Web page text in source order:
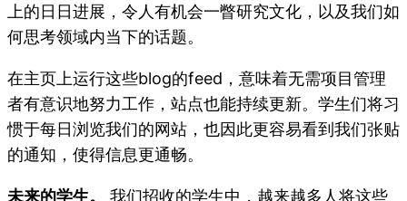
上的日日进展，令人有机会一瞥研究文化，以及我们如
何思考领域内当下的话题。
在主页上运行这些blog的feed，意味着无需项目管理
者有意识地努力工作，站点也能持续更新。学生们将习
惯于每日浏览我们的网站，也因此更容易看到我们张贴
的通知，使得信息更通畅。
未来的学生。 我们招收的学生中，越来越多人将这些